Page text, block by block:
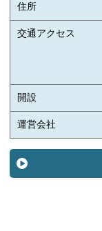
住所
交通アクセス
開設
運営会社